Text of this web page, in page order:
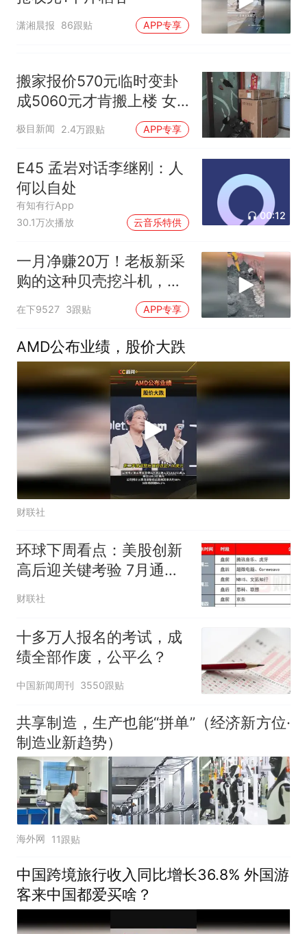
潇湘晨报 86跟贴 APP专享
搬家报价570元临时变卦
成5060元才肯搬上楼 女
子傻眼
极目新闻 2.4万跟贴 APP专享
E45 孟岩对话李继刚：人
何以自处
有知有行App
30.1万次播放
云音乐特供
00:12
一月净赚20万！老板新采
购的这种贝壳挖斗机，工
在下9527 3跟贴 APP专享
AMD公布业绩，股价大跌
财联社
环球下周看点：美股创新
高后迎关键考验 7月通胀
数据或决定美联储9月政
财联社
十多万人报名的考试，成
绩全部作废，公平么？
中国新闻周刊 3550跟贴
共享制造，生产也能“拼单”（经济新方位·
制造业新趋势）
海外网 11跟贴
中国跨境旅行收入同比增长36.8% 外国游
客来中国都爱买啥？